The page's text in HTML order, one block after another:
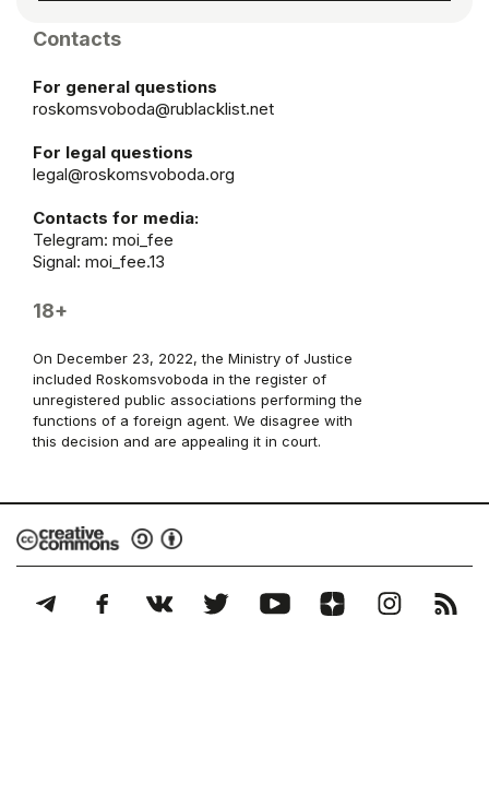
Contacts
For general questions
roskomsvoboda@rublacklist.net
For legal questions
legal@roskomsvoboda.org
Contacts for media:
Telegram: moi_fee
Signal: moi_fee.13
18+
On December 23, 2022, the Ministry of Justice
included Roskomsvoboda in the register of
unregistered public associations performing the
functions of a foreign agent. We disagree with
this decision and are appealing it in court.